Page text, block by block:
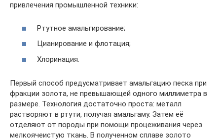
привлечения промышленной техники:
Ртутное амальгирование;
Цианирование и флотация;
Хлоринация.
Первый способ предусматривает амальгацию песка при
фракции золота, не превышающей одного миллиметра в
размере. Технология достаточно проста: металл
растворяют в ртути, получая амальгаму. Затем её
отделяют от породы при помощи процеживания через
мелкоячеистую ткань. В полученном сплаве золото